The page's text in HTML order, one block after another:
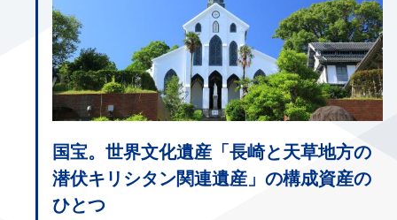
国宝。世界文化遺産「長崎と天草地方の
潜伏キリシタン関連遺産」の構成資産の
ひとつ